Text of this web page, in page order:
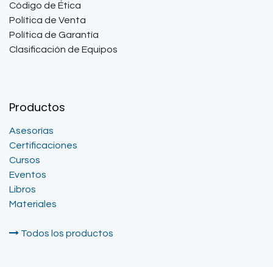
Código de Ética
Política de Venta
Política de Garantía
Clasificación de Equipos
Productos
Asesorías
Certificaciones
Cursos
Eventos
Libros
Materiales
Todos los productos